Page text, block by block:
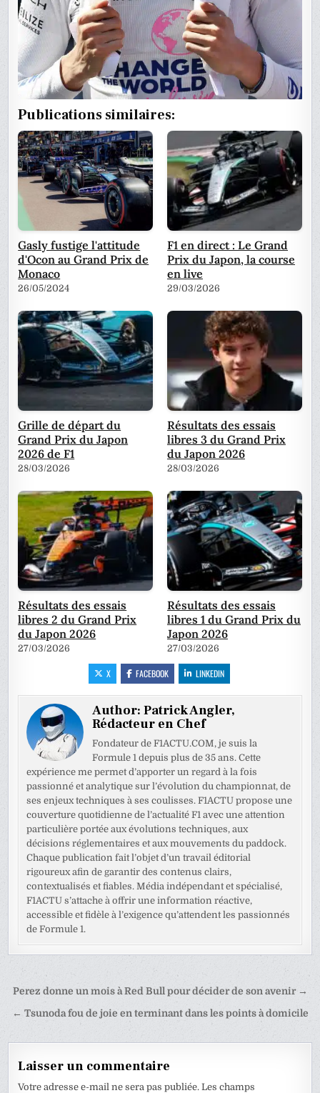
Publications similaires:
Gasly fustige l'attitude
d'Ocon au Grand Prix de
Monaco
26/05/2024
F1 en direct : Le Grand
Prix du Japon, la course
en live
29/03/2026
Grille de départ du
Grand Prix du Japon
2026 de F1
28/03/2026
Résultats des essais
libres 3 du Grand Prix
du Japon 2026
28/03/2026
Résultats des essais
libres 2 du Grand Prix
du Japon 2026
27/03/2026
Résultats des essais
libres 1 du Grand Prix du
Japon 2026
27/03/2026
X FACEBOOK LINKEDIN
Author:Patrick Angler,
Rédacteur en Chef
Fondateur de F1ACTU.COM, je suis la
Formule 1 depuis plus de 35 ans. Cette
expérience me permet d’apporter un regard à la fois
passionné et analytique sur l’évolution du championnat, de
ses enjeux techniques à ses coulisses. F1ACTU propose une
couverture quotidienne de l’actualité F1 avec une attention
particulière portée aux évolutions techniques, aux
décisions réglementaires et aux mouvements du paddock.
Chaque publication fait l’objet d’un travail éditorial
rigoureux afin de garantir des contenus clairs,
contextualisés et fiables. Média indépendant et spécialisé,
F1ACTU s’attache à offrir une information réactive,
accessible et fidèle à l’exigence qu’attendent les passionnés
de Formule 1.
Navigation
de
Perez donne un mois à Red Bull pour décider de son avenir →
← Tsunoda fou de joie en terminant dans les points à domicile
Laisser un commentaire
Votre adresse e-mail ne sera pas publiée. Les champs